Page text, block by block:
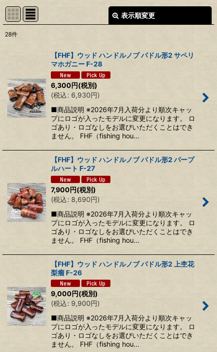
表示順変更
絞り込む
28件
【FHF】ウッド ハンドルノブ パドル形2 サペリ
マホガニー F-28
6,300円(税別)
(税込: 6,930円)
■商品説明 ※2026年7月入荷分より順次キャッ
プにロゴが入ったモデルに変更になります。 ロ
ゴあり・ロゴなしをお選びいただくことはでき
ません。 FHF（fishing hou…
【FHF】ウッド ハンドルノブ パドル形2 パープ
ルハート F-27
7,900円(税別)
(税込: 8,690円)
■商品説明 ※2026年7月入荷分より順次キャッ
プにロゴが入ったモデルに変更になります。 ロ
ゴあり・ロゴなしをお選びいただくことはでき
ません。 FHF（fishing hou…
【FHF】ウッド ハンドルノブ パドル形2 上杢花
梨瘤 F-26
9,000円(税別)
(税込: 9,900円)
■商品説明 ※2026年7月入荷分より順次キャッ
プにロゴが入ったモデルに変更になります。 ロ
ゴあり・ロゴなしをお選びいただくことはでき
ません。 FHF（fishing hou…